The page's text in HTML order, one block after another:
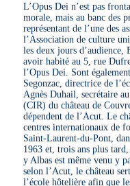
L’Opus Dei n’est pas
morale, mais au banc des
représentant de l’une des
l’Association de culture
les deux jours d’audience,
avoir habité au 5, rue
l’Opus Dei. Sont
Segonzac, directrice de
Agnès Duhail, secrétaire
(CIR) du château de
dépendent de l’Acut. Le
centres internationaux de
Saint-Laurent-du-Pont,
1963 et, trois ans plus
y Albas est même venu y
selon l’Acut, le château
l’école hôtelière afin que